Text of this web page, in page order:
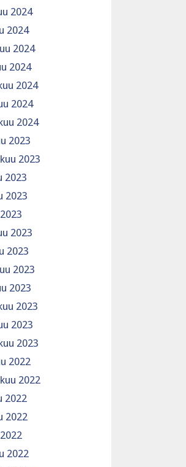
2024
2024
2024
2024
2024
2024
2024
2023
2023
2023
2023
2023
2023
2023
2023
2023
2023
2023
2022
2022
2022
2022
2022